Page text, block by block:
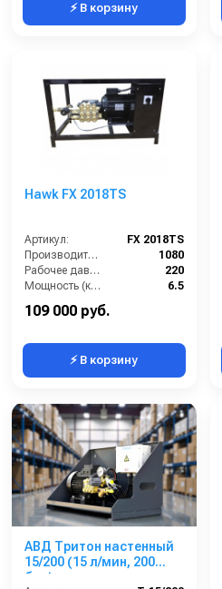
⚡ В корзину
Hawk FX 2018TS
Артикул:
FX 2018TS
Производительность (л/ч):
1080
Рабочее давление (бар):
220
Мощность (кВт):
6.5
109 000 руб.
⚡ В корзину
АВД Тритон настенный
15/200 (15 л/мин, 200
бар)